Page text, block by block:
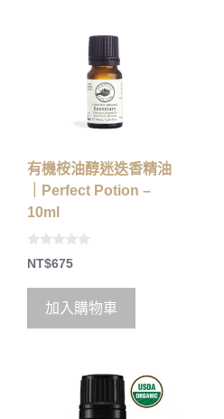
有機桉油醇迷迭香精油
｜Perfect Potion –
10ml
0
o
t
5
NT$675
加入購物車